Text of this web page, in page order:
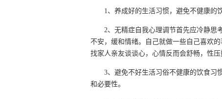
1、养成好的生活习惯，避免不健康的
2、无精症自我心理调节首先应冷静思
不安，缓和情绪。自己就做一些自己喜欢
找家人亲友谈谈心，心情反而会舒畅，性压
3、避免不好生活习俗不健康的饮食习
和必要性。